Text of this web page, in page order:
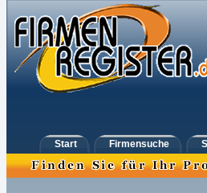
Start Firmensuche